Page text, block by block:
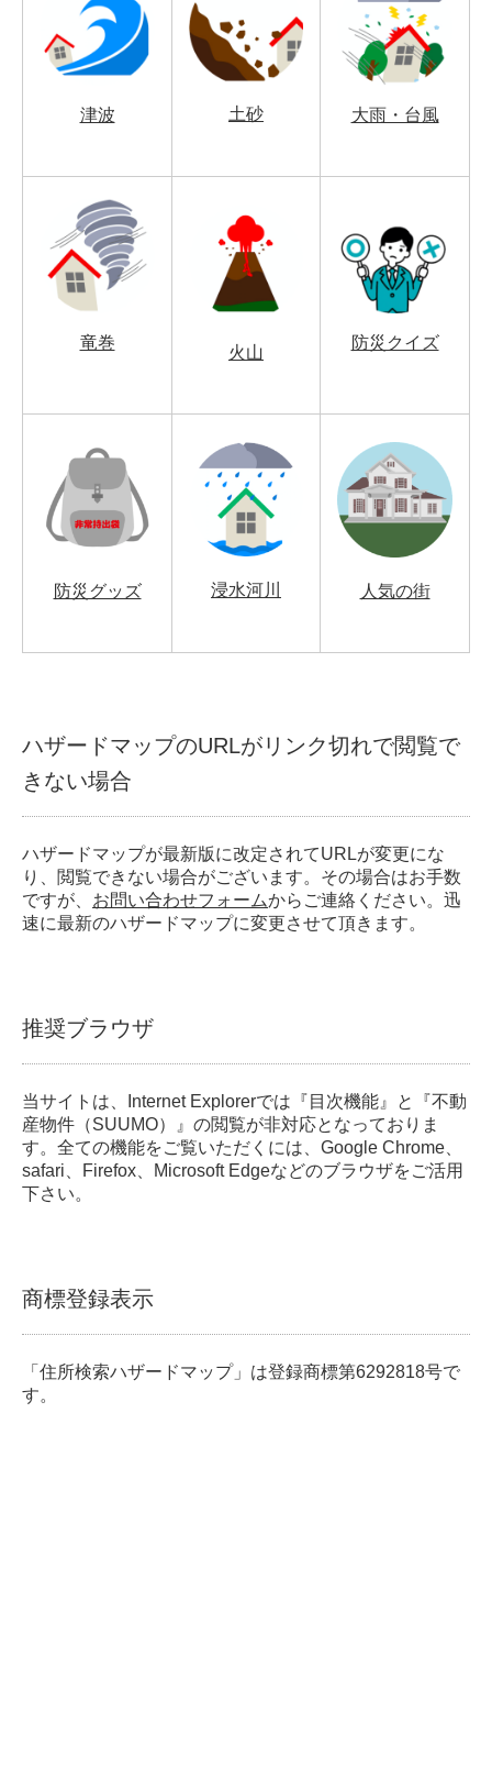
津波 土砂 大雨・台風
竜巻
火山
防災クイズ
防災グッズ 浸水河川 人気の街
ハザードマップのURLがリンク切れで閲覧で
きない場合
ハザードマップが最新版に改定されてURLが変更にな
り、閲覧できない場合がございます。その場合はお手数
ですが、 お問い合わせフォームからご連絡ください。迅
速に最新のハザードマップに変更させて頂きます。
推奨ブラウザ
当サイトは、Internet Explorerでは『目次機能』と『不動
産物件（SUUMO）』の閲覧が非対応となっておりま
す。全ての機能をご覧いただくには、Google Chrome、
safari、Firefox、Microsoft Edgeなどのブラウザをご活用
下さい。
商標登録表示
「住所検索ハザードマップ」は登録商標第6292818号で
す。